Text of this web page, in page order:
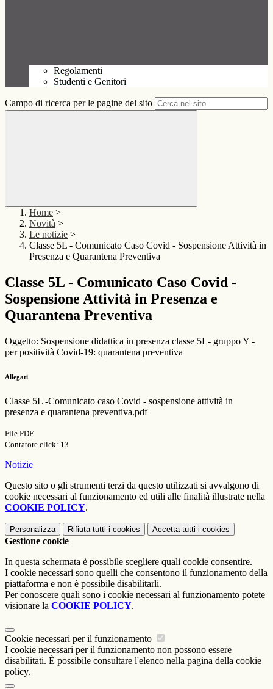
Regolamenti
Studenti e Genitori
Campo di ricerca per le pagine del sito
Home >
Novità >
Le notizie >
Classe 5L - Comunicato Caso Covid - Sospensione Attività in
Presenza e Quarantena Preventiva
Classe 5L - Comunicato Caso Covid -
Sospensione Attività in Presenza e
Quarantena Preventiva
Oggetto: Sospensione didattica in presenza classe 5L- gruppo Y -
per positività Covid-19: quarantena preventiva
Allegati
Classe 5L -Comunicato caso Covid - sospensione attività in
presenza e quarantena preventiva.pdf
File PDF
Contatore click: 13
Notizie
Questo sito o gli strumenti terzi da questo utilizzati si avvalgono di
cookie necessari al funzionamento ed utili alle finalità illustrate nella
COOKIE POLICY.
Personalizza Rifiuta tutti i cookies Accetta tutti i cookies
Gestione cookie
In questa schermata è possibile scegliere quali cookie consentire.
I cookie necessari sono quelli che consentono il funzionamento della
piattaforma e non è possibile disabilitarli.
Per conoscere quali sono i cookie necessari al funzionamento potete
visionare la COOKIE POLICY.
Cookie necessari per il funzionamento
I cookie necessari per il funzionamento non possono essere
disabilitati. È possibile consultare l'elenco nella pagina della cookie
policy.